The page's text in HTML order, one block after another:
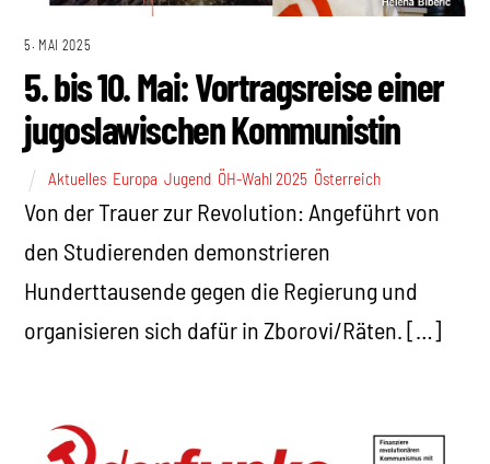
5. MAI 2025
5. bis 10. Mai: Vortragsreise einer
jugoslawischen Kommunistin
Aktuelles Europa ,Jugend ÖH-Wahl 2025 Österreich
Von der Trauer zur Revolution: Angeführt von
den Studierenden demonstrieren
Hunderttausende gegen die Regierung und
organisieren sich dafür in Zborovi/Räten. […]